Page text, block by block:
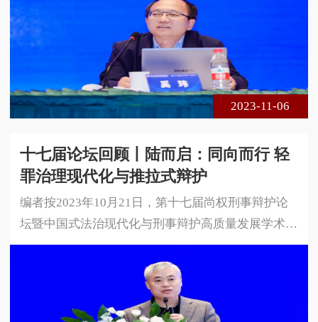
权律师事务所联合主办。论坛的主题是中国式法治现
代化与刑事辩护高质量发展。本届论坛采用线下、线
上相结合的方式进行，共300余名专家学者、法律实
务界人士莅临现场参会，在线实时收看达1 5万余人
次。以下是安徽师范大学法学院教授
2023-11-06
十七届论坛回顾丨陆而启：同向而行 轻
罪治理现代化与推拉式辩护
编者按2023年10月21日，第十七届尚权刑事辩护论
坛暨中国式法治现代化与刑事辩护高质量发展学术研
讨会在安徽省合肥市成功举办。本届论坛由安徽大学
法学院、中国政法大学国家法律援助研究院与北京尚
权律师事务所联合主办。论坛的主题是中国式法治现
代化与刑事辩护高质量发展。本届论坛采用线下、线